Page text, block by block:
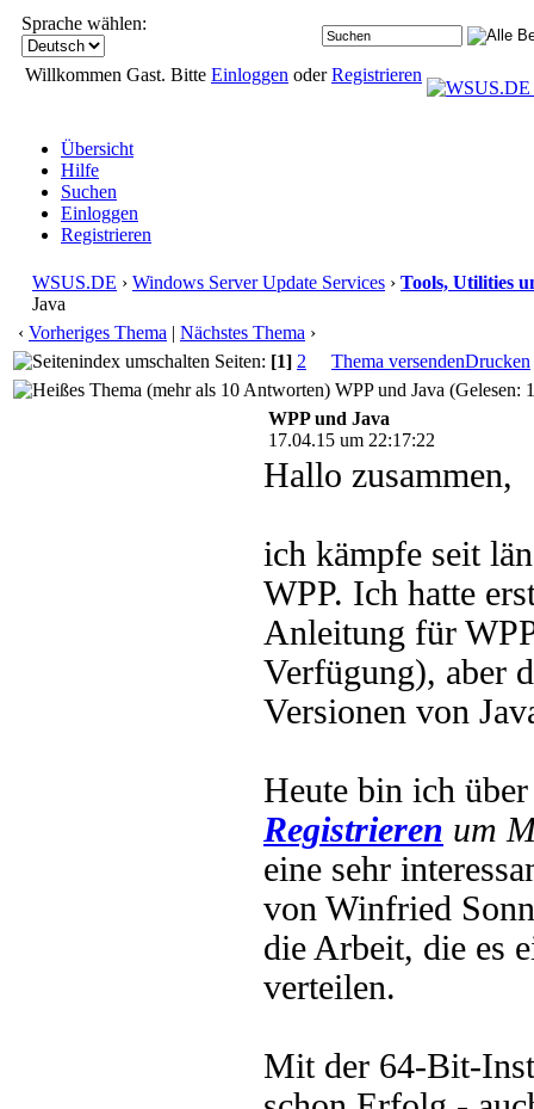
Sprache wählen:
Willkommen Gast. Bitte Einloggen oderRegistrieren
Übersicht
Hilfe
Suchen
Einloggen
Registrieren
WSUS.DE › Windows Server Update Services › Tools, Utilities
Java
‹ Vorheriges Thema | Nächstes Thema ›
Seiten: [1] 2 Thema versendenDrucken
WPP und Java (Gelesen:
WPP und Java
17.04.15 um 22:17:22
Hallo zusammen,
ich kämpfe seit
WPP. Ich hatte
Anleitung für
Verfügung), aber
Versionen von
Heute bin ich
Registrieren um
eine sehr
von Winfried
die Arbeit, die es
verteilen.
Mit der 64-Bit-